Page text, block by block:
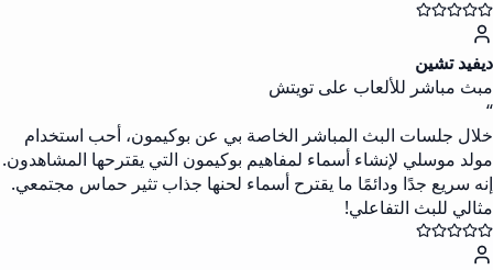
ديفيد تشين
مبث مباشر للألعاب على تويتش
“
خلال جلسات البث المباشر الخاصة بي عن بوكيمون، أحب استخدام
مولد موسلي لإنشاء أسماء لمفاهيم بوكيمون التي يقترحها المشاهدون.
إنه سريع جدًا ودائمًا ما يقترح أسماء لحنها جذاب تثير حماس مجتمعي.
مثالي للبث التفاعلي!